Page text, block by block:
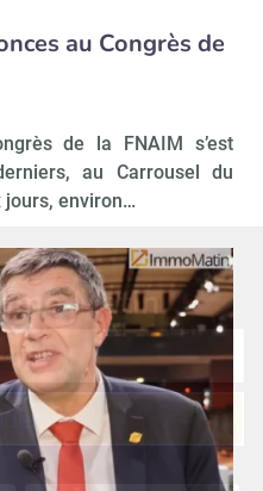
au Congrès de
de la FNAIM s’est
au Carrousel du
jours, environ…
Matin